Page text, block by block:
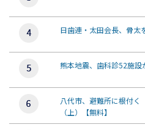
日歯連・太田会長、骨
熊本地震、歯科診52施
八代市、避難所に根付
（上）【無料】